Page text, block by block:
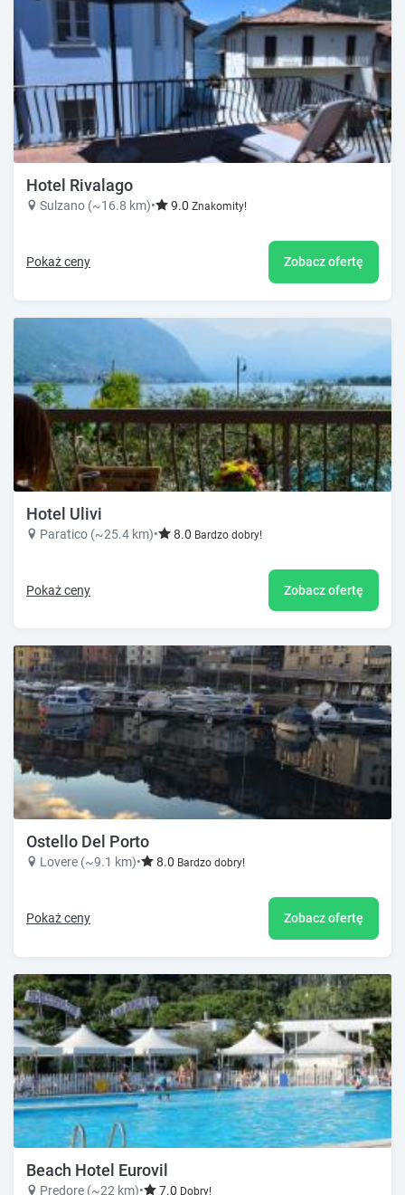
Hotel Rivalago
Sulzano (~16.8 km)• 9.0 Znakomity!
Pokaż ceny Zobacz ofertę
Hotel Ulivi
Paratico (~25.4 km)• 8.0 Bardzo dobry!
Pokaż ceny Zobacz ofertę
Ostello Del Porto
Lovere (~9.1 km)• 8.0 Bardzo dobry!
Pokaż ceny Zobacz ofertę
Beach Hotel Eurovil
Predore (~22 km)• 7.0 Dobry!